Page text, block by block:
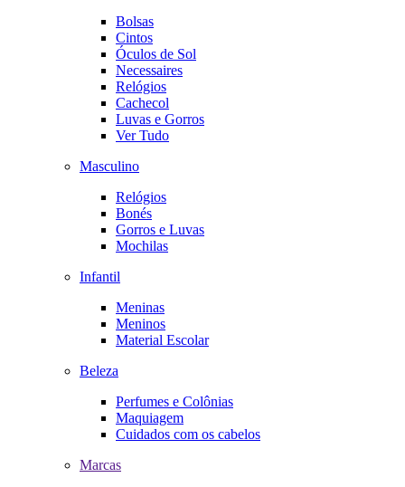
Bolsas
Cintos
Óculos de Sol
Necessaires
Relógios
Cachecol
Luvas e Gorros
Ver Tudo
Masculino
Relógios
Bonés
Gorros e Luvas
Mochilas
Infantil
Meninas
Meninos
Material Escolar
Beleza
Perfumes e Colônias
Maquiagem
Cuidados com os cabelos
Marcas